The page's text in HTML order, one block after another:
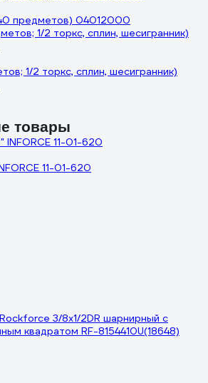
предметов) 04012000
1/2 торкс, сплин, шесигранник)
товары
11-01-620
3/8x1/2DR шарнирный с
квадратом RF-8154410U(18648)